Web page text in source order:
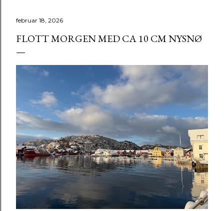
februar 18, 2026
FLOTT MORGEN MED CA 10 CM NYSNØ